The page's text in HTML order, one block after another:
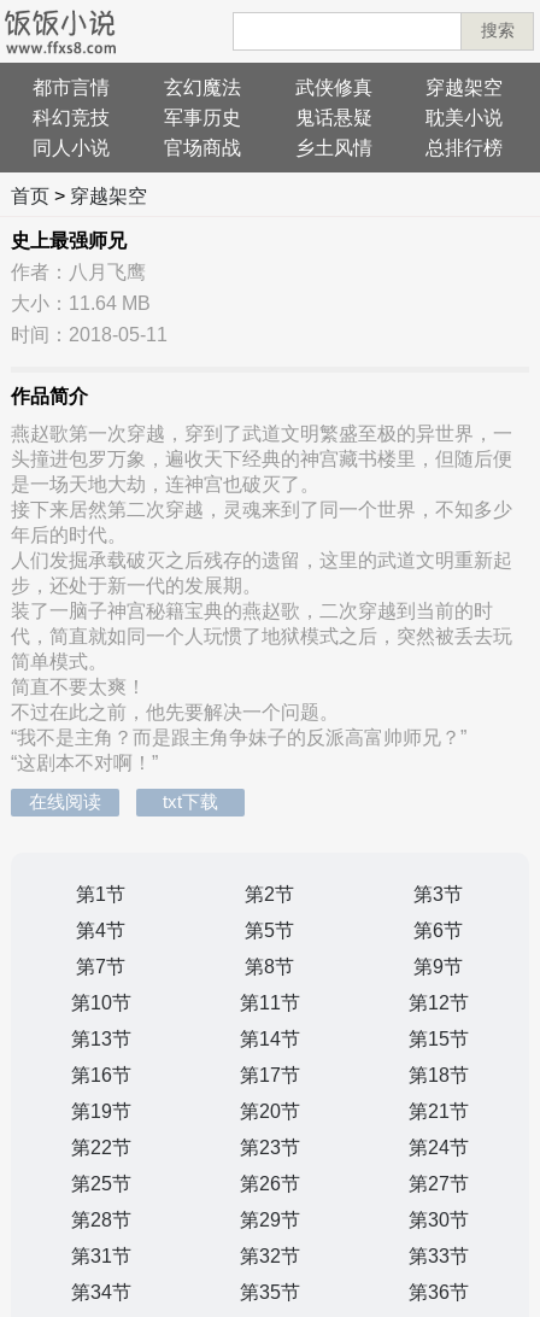
搜索
都市言情 玄幻魔法 武侠修真
穿越架空
科幻竞技
军事历史 鬼话悬疑
耽美小说
同人小说
官场商战 乡土风情 总排行榜
首页> 穿越架空
史上最强师兄
作者：八月飞鹰
大小：11.64 MB
时间：2018-05-11
作品简介
燕赵歌第一次穿越，穿到了武道文明繁盛至极的异世界，一
头撞进包罗万象，遍收天下经典的神宫藏书楼里，但随后便
是一场天地大劫，连神宫也破灭了。
接下来居然第二次穿越，灵魂来到了同一个世界，不知多少
年后的时代。
人们发掘承载破灭之后残存的遗留，这里的武道文明重新起
步，还处于新一代的发展期。
装了一脑子神宫秘籍宝典的燕赵歌，二次穿越到当前的时
代，简直就如同一个人玩惯了地狱模式之后，突然被丢去玩
简单模式。
简直不要太爽！
不过在此之前，他先要解决一个问题。
“我不是主角？而是跟主角争妹子的反派高富帅师兄？”
“这剧本不对啊！”
在线阅读
txt下载
第1节 第2节
第3节
第4节
第5节
第6节
第7节
第8节
第9节
第10节
第11节
第12节
第13节
第14节
第15节
第16节
第17节
第18节
第19节
第20节
第21节
第22节
第23节
第24节
第25节
第26节
第27节
第28节
第29节
第30节
第31节
第32节
第33节
第34节
第35节
第36节